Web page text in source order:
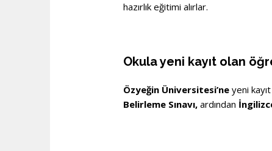
hazırlık eğitimi alırlar.
Okula yeni kayıt olan
Özyeğin Üniversitesi’ne yeni
Belirleme Sınavı, ardından